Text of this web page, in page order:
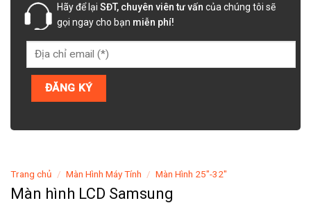
Hãy để lại SĐT, chuyên viên tư vấn của chúng tôi sẽ
gọi ngay cho bạn miễn phí!
Trang chủ / Màn Hình Máy Tính / Màn Hình 25"-32"
Màn hình LCD Samsung